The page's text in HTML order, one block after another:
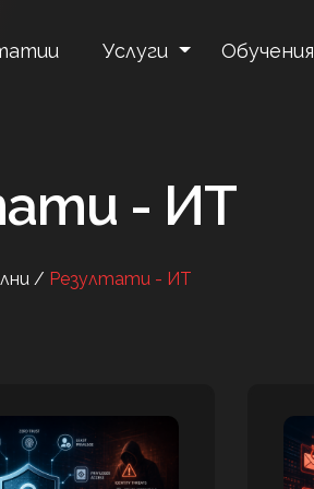
Услуги Обучения
- ИТ
/ Резултати - ИТ